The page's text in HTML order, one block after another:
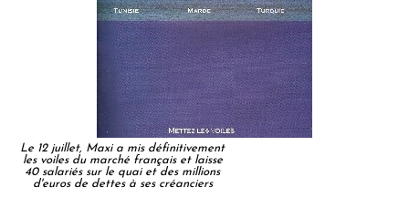
Le 12 juillet, Maxi a mis définitivement
les voiles du marché français et laisse
40 salariés sur le quai et des millions
d'euros de dettes à ses créanciers